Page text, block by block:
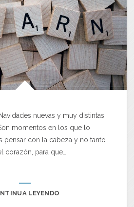
nuevas y muy distintas
momentos en los que lo
pensar con la cabeza y no tanto
corazón, para que…
LEYENDO